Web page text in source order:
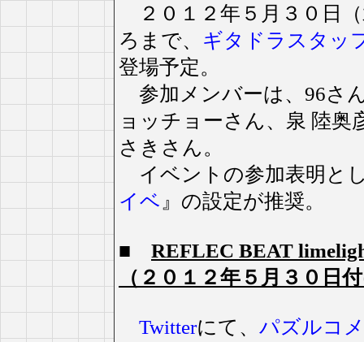
２０１２年５月３０日
ろまで、 ギタドラスタッ
登場予定。
参加メンバーは、96さ
ョッチョーさん、泉 陸
さきさん。
イベントの参加表明と
イベ 』の設定が推奨。
■ REFLEC BEAT
（２０１２年５月３０日
Twitterにて、 パズルコ